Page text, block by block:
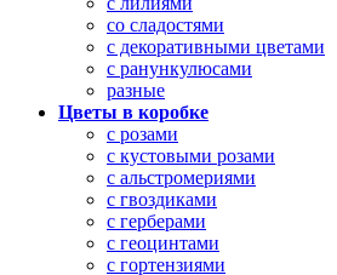
со сладостями
с декоративными цветами
с ранункулюсами
разные
Цветы в коробке
с розами
с кустовыми розами
с альстромериями
с гвоздиками
с герберами
с геоцинтами
с гортензиями